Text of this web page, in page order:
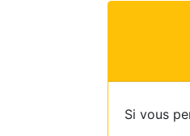
Si vous